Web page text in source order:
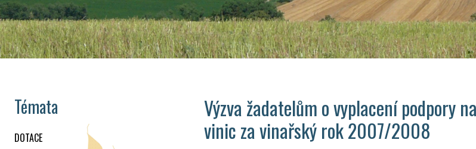
Témata
DOTACE
Výzva žadatelům o vyplacení podpory
vinic za vinařský rok 2007/2008